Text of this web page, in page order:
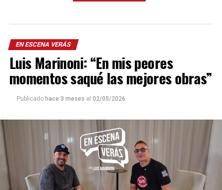
EN ESCENA VERÁS
Luis Marinoni: “En mis peores
momentos saqué las mejores obras”
Publicado hace 3 meses el 02/05/2026